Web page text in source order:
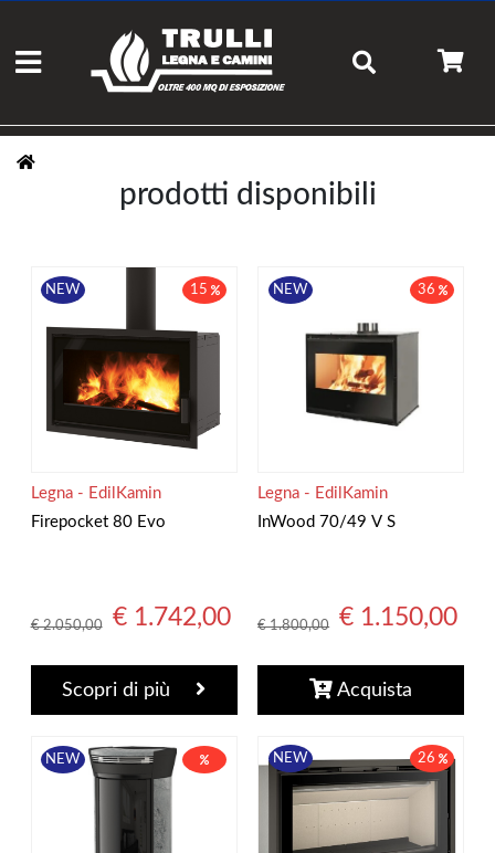
prodotti disponibili
NEW 15
Firepocket 80 Evo
Legna - EdilKamin
€ 2.050,00 € 1.742,00
Scopri di più
NEW 36
InWood 70/49 V S
Legna - EdilKamin
€ 1.800,00 € 1.150,00
Acquista
NEW NEW 26